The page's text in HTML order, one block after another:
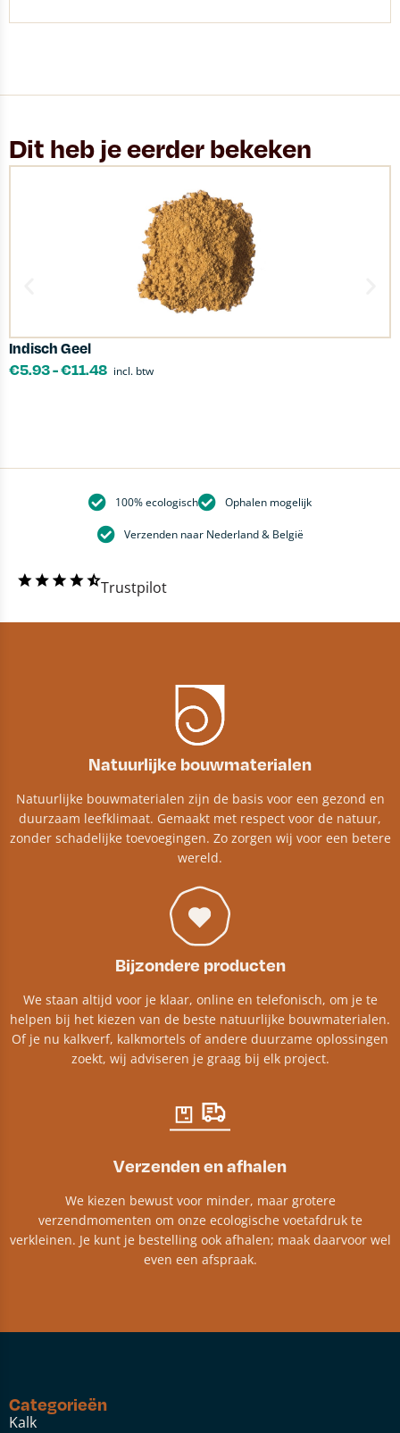
Dit heb je eerder bekeken
Indisch Geel
€5.93-€11.48 incl. btw
100% ecologisch Ophalen mogelijk
Verzenden naar Nederland & België
Trustpilot
Natuurlijke bouwmaterialen
Natuurlijke bouwmaterialen zijn de basis voor een gezond en
duurzaam leefklimaat. Gemaakt met respect voor de natuur,
zonder schadelijke toevoegingen. Zo zorgen wij voor een betere
wereld.
Bijzondere producten
We staan altijd voor je klaar, online en telefonisch, om je te
helpen bij het kiezen van de beste natuurlijke bouwmaterialen.
Of je nu kalkverf, kalkmortels of andere duurzame oplossingen
zoekt, wij adviseren je graag bij elk project.​
Verzenden en afhalen
We kiezen bewust voor minder, maar grotere
verzendmomenten om onze ecologische voetafdruk te
verkleinen. Je kunt je bestelling ook afhalen; maak daarvoor wel
even een afspraak.
Categorieën
Kalk